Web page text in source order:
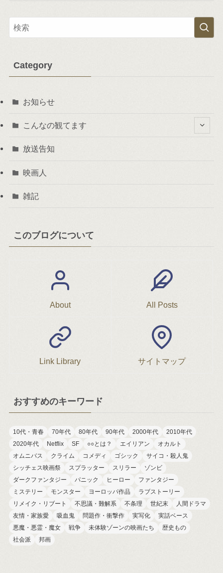
Category
お知らせ
こんなの観てます
放送告知
映画人
雑記
このブログについて
About All Posts
Link Library サイトマップ
おすすめのキーワード
10代・青春 70年代 80年代 90年代 2000年代
2010年代
2020年代
Netflix SF ○○とは？ エイリアン
オカルト
オムニバス
クライム コメディ ゴシック
サイコ・殺人鬼
シッチェス映画祭
スプラッター スリラー
ゾンビ
ダークファンタジー
パニック ヒーロー
ファンタジー
ミステリー
モンスター ヨーロッパ作品
ラブストーリー
リメイク・リブート
不思議・難解系 不条理 世紀末
人間ドラマ
友情・家族愛
吸血鬼 問題作・衝撃作 実写化
実話ベース
悪魔・悪霊・魔女
戦争 未体験ゾーンの映画たち
歴史もの
社会派
邦画